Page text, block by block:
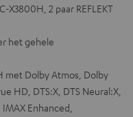
X3800H, 2 paar REFLEKT
het gehele
met Dolby Atmos, Dolby
HD, DTS:X, DTS Neural:X,
Enhanced,